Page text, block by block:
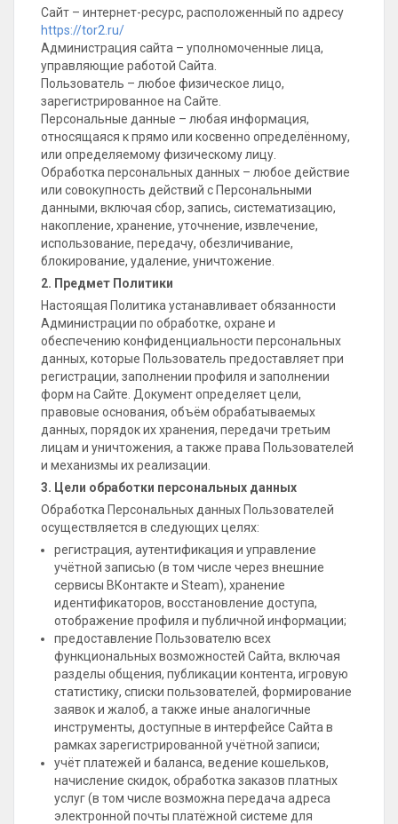
Сайт – интернет-ресурс, расположенный по адресу
https://tor2.ru/
Администрация сайта – уполномоченные лица,
управляющие работой Сайта.
Пользователь – любое физическое лицо,
зарегистрированное на Сайте.
Персональные данные – любая информация,
относящаяся к прямо или косвенно определённому,
или определяемому физическому лицу.
Обработка персональных данных – любое действие
или совокупность действий с Персональными
данными, включая сбор, запись, систематизацию,
накопление, хранение, уточнение, извлечение,
использование, передачу, обезличивание,
блокирование, удаление, уничтожение.
2. Предмет Политики
Настоящая Политика устанавливает обязанности
Администрации по обработке, охране и
обеспечению конфиденциальности персональных
данных, которые Пользователь предоставляет при
регистрации, заполнении профиля и заполнении
форм на Сайте. Документ определяет цели,
правовые основания, объём обрабатываемых
данных, порядок их хранения, передачи третьим
лицам и уничтожения, а также права Пользователей
и механизмы их реализации.
3. Цели обработки персональных данных
Обработка Персональных данных Пользователей
осуществляется в следующих целях:
регистрация, аутентификация и управление
учётной записью (в том числе через внешние
сервисы ВКонтакте и Steam), хранение
идентификаторов, восстановление доступа,
отображение профиля и публичной информации;
предоставление Пользователю всех
функциональных возможностей Сайта, включая
разделы общения, публикации контента, игровую
статистику, списки пользователей, формирование
заявок и жалоб, а также иные аналогичные
инструменты, доступные в интерфейсе Сайта в
рамках зарегистрированной учётной записи;
учёт платежей и баланса, ведение кошельков,
начисление скидок, обработка заказов платных
услуг (в том числе возможна передача адреса
электронной почты платёжной системе для